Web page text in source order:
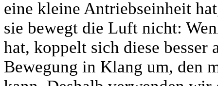
eine kleine Antriebseinheit
sie bewegt die Luft nicht:
hat, koppelt sich diese
Bewegung in Klang um, den